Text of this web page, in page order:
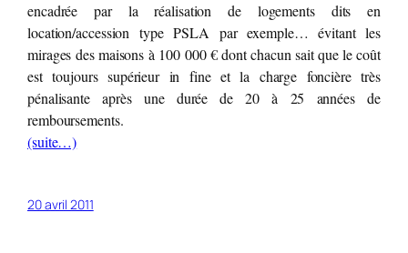
encadrée par la réalisation de logements dits en
location/accession type PSLA par exemple… évitant les
mirages des maisons à 100 000 € dont chacun sait que le coût
est toujours supérieur in fine et la charge foncière très
pénalisante après une durée de 20 à 25 années de
remboursements.
(suite…)
20 avril 2011